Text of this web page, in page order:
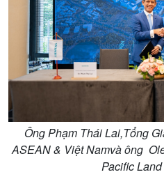
Văn hoá & Du lịch
Tin Văn hoá & Du lịch
Chát với người nổi tiếng
Câu chuyện Thể thao
Ông Phạm Thái Lai,Tổng
ASEAN & Việt Namvà ông
Pacific